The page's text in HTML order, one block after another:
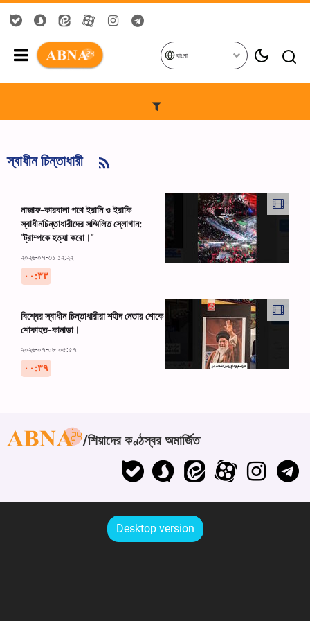
বাংলা
স্বাধীন চিন্তাধারী
নাজাফ-কারবালা পথে ইরানি ও ইরাকি
স্বাধীনচিন্তাধারীদের সম্মিলিত স্লোগান:
"ট্রাম্পকে হত্যা করো।"
২০২৬-০৭-৩১ ১২:২২
۰۰:۳۳
বিশ্বের স্বাধীন চিন্তাধারীরা শহীদ নেতার শোকে
শোকাহত-কানাডা।
২০২৬-০৭-০৮ ০৫:৫৭
۰۰:۳۹
শিয়াদের কণ্ঠস্বর অমার্জিত
Desktop version